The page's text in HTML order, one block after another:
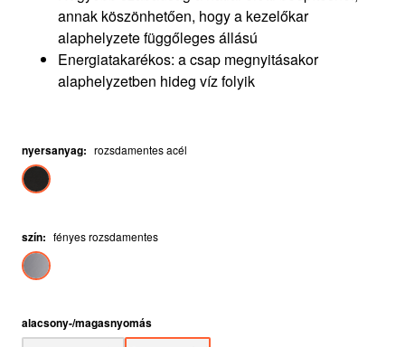
annak köszönhetően, hogy a kezelőkar
alaphelyzete függőleges állású
Energiatakarékos: a csap megnyitásakor
alaphelyzetben hideg víz folyik
nyersanyag: rozsdamentes acél
szín: fényes rozsdamentes
alacsony-/magasnyomás